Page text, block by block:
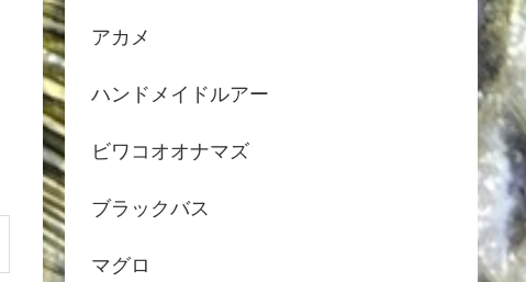
アカメ
ハンドメイドルアー
ビワコオオナマズ
ブラックバス
マグロ